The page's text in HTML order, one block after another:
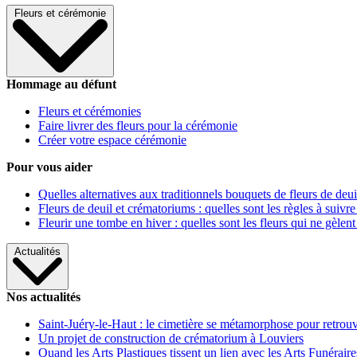
Fleurs et cérémonie
Hommage au défunt
Fleurs et cérémonies
Faire livrer des fleurs pour la cérémonie
Créer votre espace cérémonie
Pour vous aider
Quelles alternatives aux traditionnels bouquets de fleurs de
Fleurs de deuil et crématoriums : quelles sont les règles à
Fleurir une tombe en hiver : quelles sont les fleurs qui ne gèlent
Actualités
Nos actualités
Saint-Juéry-le-Haut : le cimetière se métamorphose pour
Un projet de construction de crématorium à Louviers
Quand les Arts Plastiques tissent un lien avec les Arts